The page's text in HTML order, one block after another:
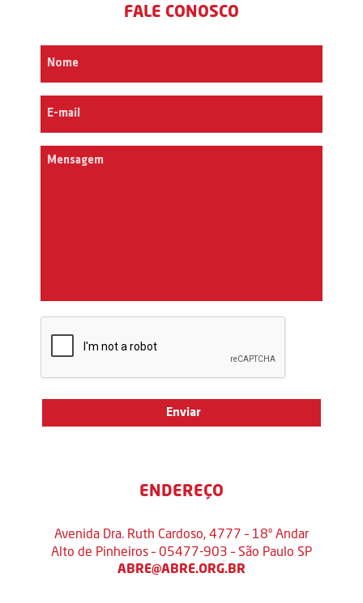
FALE CONOSCO
ENDEREÇO
Avenida Dra. Ruth Cardoso, 4777 – 18º Andar
Alto de Pinheiros – 05477-903 – São Paulo SP
ABRE@ABRE.ORG.BR